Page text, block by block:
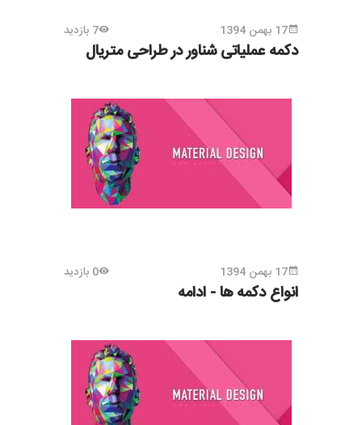
17 بهمن 1394 7 بازدید
دکمه عملیاتی شناور در طراحی متریال
17 بهمن 1394 0 بازدید
انواع دکمه ها - ادامه